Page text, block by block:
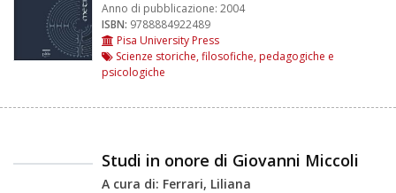
Anno di pubblicazione: 2004
ISBN: 9788884922489
Pisa University Press
Scienze storiche, filosofiche, pedagogiche e
psicologiche
Studi in onore di Giovanni Miccoli
A cura di: Ferrari, Liliana